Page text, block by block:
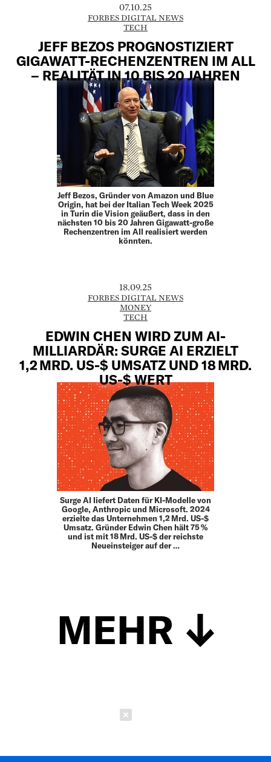
07.10.25
FORBES DIGITAL NEWS
TECH
JEFF BEZOS PROGNOSTIZIERT
GIGAWATT-RECHENZENTREN IM ALL
– REALITÄT IN 10 BIS 20 JAHREN
Jeff Bezos, Gründer von Amazon und Blue
Origin, hat bei der Italian Tech Week 2025
in Turin die Vision geäußert, dass in den
nächsten 10 bis 20 Jahren Gigawatt-große
Rechenzentren im All realisiert werden
könnten.
18.09.25
FORBES DIGITAL NEWS
MONEY
TECH
EDWIN CHEN WIRD ZUM AI-
MILLIARDÄR: SURGE AI ERZIELT
1,2 MRD. US-$ UMSATZ UND 18 MRD.
US-$ WERT
Surge AI liefert Daten für KI-Modelle von
Google, Anthropic und Microsoft. 2024
erzielte das Unternehmen 1,2 Mrd. US-$
Umsatz. Gründer Edwin Chen hält 75 %
und ist mit 18 Mrd. US-$ der reichste
Neueinsteiger auf der …
MEHR